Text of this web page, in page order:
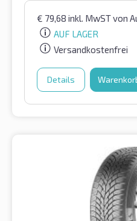
€ 79,68 inkl. MwSTvon
AUF LAGER
Versandkostenfrei
Details